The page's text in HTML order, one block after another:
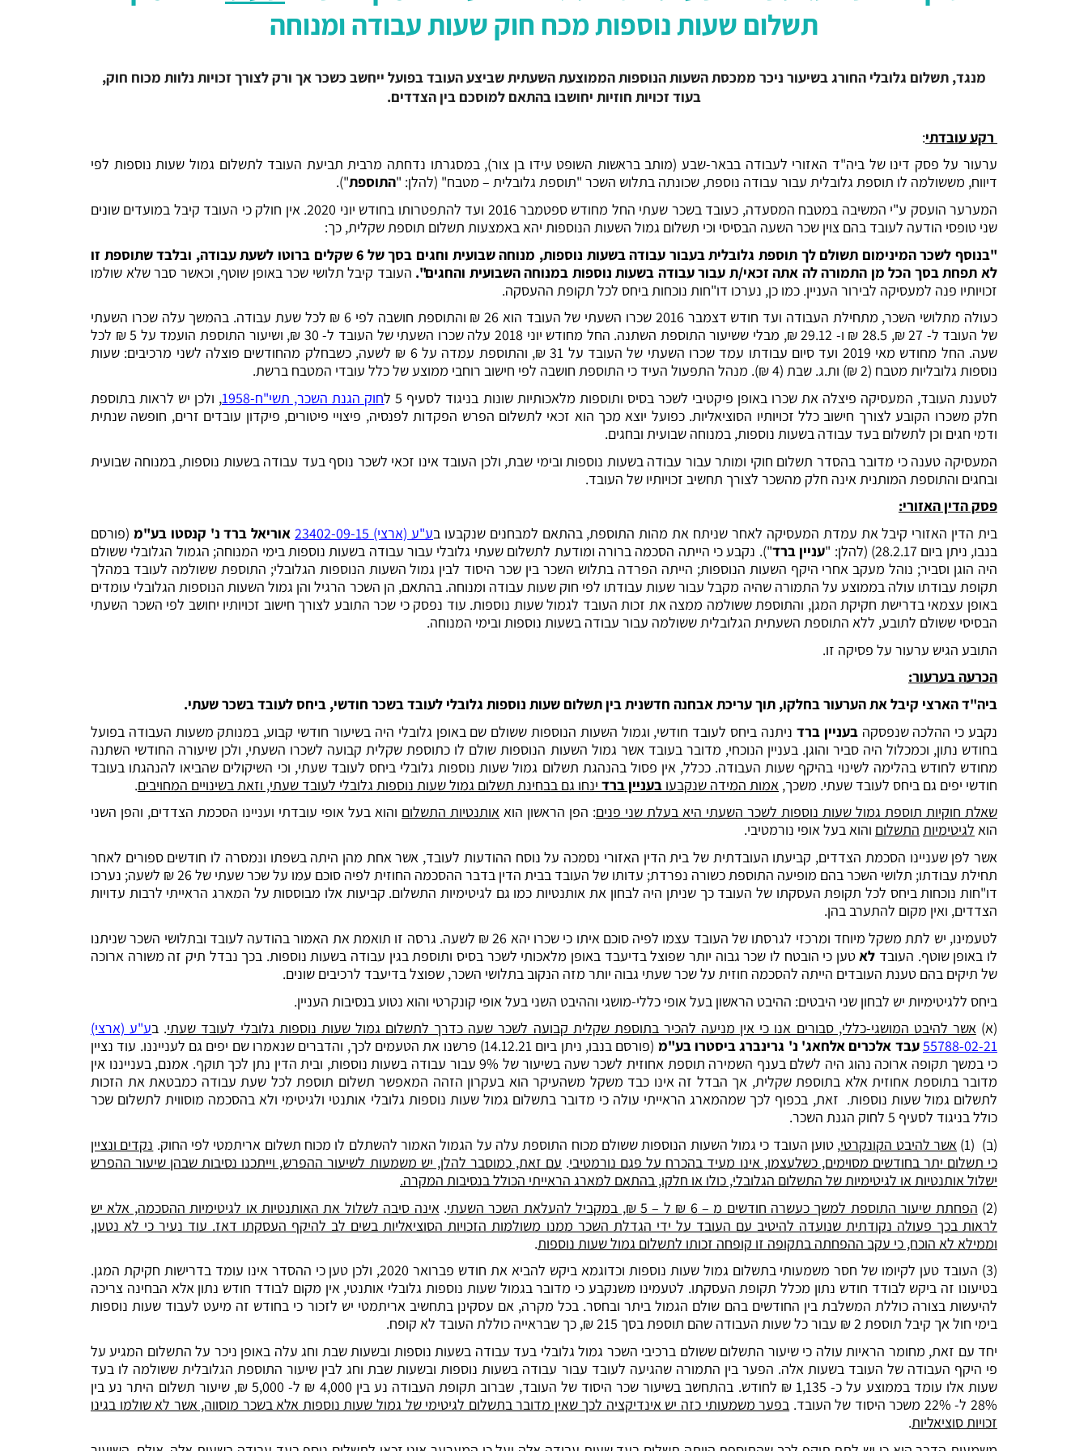
תשלום שעות נוספות מכח חוק שעות עבודה ומנוחה
מנגד, תשלום גלובלי החורג בשיעור ניכר ממכסת השעות הנוספות הממוצעת השעתית שביצע העובד בפועל ייחשב כשכר אך ורק לצורך זכויות נלוות מכוח חוק,
בעוד זכויות חוזיות יחושבו בהתאם למוסכם בין הצדדים.
רקע עובדתי:
ערעור על פסק דינו של ביה"ד האזורי לעבודה בבאר-שבע (מותב בראשות השופט עידו בן צור), במסגרתו נדחתה מרבית תביעת העובד לתשלום גמול שעות נוספות לפי
דיווח, מששולמה לו תוספת גלובלית עבור עבודה נוספת, שכונתה בתלוש השכר "תוספת גלובלית – מטבח" (להלן: "התוספת").
המערער הועסק ע"י המשיבה במטבח המסעדה, כעובד בשכר שעתי החל מחודש ספטמבר 2016 ועד להתפטרותו בחודש יוני 2020. אין חולק כי העובד קיבל במועדים שונים
שני טופסי הודעה לעובד בהם צוין שכר השעה הבסיסי וכי תשלום גמול השעות הנוספות יהא באמצעות תשלום תוספת שקלית, כך:
"בנוסף לשכר המינימום תשולם לך תוספת גלובלית בעבור עבודה בשעות נוספות, מנוחה שבועית וחגים בסך של 6 שקלים ברוטו לשעת עבודה, ובלבד שתוספת זו
לא תפחת בסך הכל מן התמורה לה אתה זכאי/ת עבור עבודה בשעות נוספות במנוחה השבועית והחגים". העובד קיבל תלושי שכר באופן שוטף, וכאשר סבר שלא שולמו
זכויותיו פנה למעסיקה לבירור העניין. כמו כן, נערכו דו"חות נוכחות ביחס לכל תקופת ההעסקה.
כעולה מתלושי השכר, מתחילת העבודה ועד חודש דצמבר 2016 שכרו השעתי של העובד הוא 26 ₪ והתוספת חושבה לפי 6 ₪ לכל שעת עבודה. בהמשך עלה שכרו השעתי
של העובד ל- 27 ₪, 28.5 ₪ ו- 29.12 ₪, מבלי ששיעור התוספת השתנה. החל מחודש יוני 2018 עלה שכרו השעתי של העובד ל- 30 ₪, ושיעור התוספת הועמד על 5 ₪ לכל
שעה. החל מחודש מאי 2019 ועד סיום עבודתו עמד שכרו השעתי של העובד על 31 ₪, והתוספת עמדה על 6 ₪ לשעה, כשבחלק מהחודשים פוצלה לשני מרכיבים: שעות
נוספות גלובליות מטבח (2 ₪) ות.ג. שבת (4 ₪). מנהל התפעול העיד כי התוספת חושבה לפי חישוב רוחבי ממוצע של כלל עובדי המטבח ברשת.
לטענת העובד, המעסיקה פיצלה את שכרו באופן פיקטיבי לשכר בסיס ותוספות מלאכותיות שונות בניגוד לסעיף 5 ל
חוק הגנת השכר, תשי"ח-1958
, ולכן יש לראות בתוספת
חלק משכרו הקובע לצורך חישוב כלל זכויותיו הסוציאליות. כפועל יוצא מכך הוא זכאי לתשלום הפרש הפקדות לפנסיה, פיצויי פיטורים, פיקדון עובדים זרים, חופשה שנתית
ודמי חגים וכן לתשלום בעד עבודה בשעות נוספות, במנוחה שבועית ובחגים.
המעסיקה טענה כי מדובר בהסדר תשלום חוקי ומותר עבור עבודה בשעות נוספות ובימי שבת, ולכן העובד אינו זכאי לשכר נוסף בעד עבודה בשעות נוספות, במנוחה שבועית
ובחגים והתוספת המותנית אינה חלק מהשכר לצורך תחשיב זכויותיו של העובד.
פסק הדין האזורי:
בית הדין האזורי קיבל את עמדת המעסיקה לאחר שניתח את מהות התוספת, בהתאם למבחנים שנקבעו בע"ע (ארצי) 23402-09-15 אוריאל ברד נ' קנסטו בע"מ (פורסם
בנבו, ניתן ביום 28.2.17) (להלן: "
עניין ברד"). נקבע כי הייתה הסכמה ברורה ומודעת לתשלום שעתי גלובלי עבור עבודה בשעות נוספות בימי המנוחה; הגמול הגלובלי ששולם
היה הוגן וסביר; נוהל מעקב אחרי היקף השעות הנוספות; הייתה הפרדה בתלוש השכר בין שכר היסוד לבין גמול השעות הנוספות הגלובלי; התוספת ששולמה לעובד במהלך
תקופת עבודתו עולה בממוצע על התמורה שהיה מקבל עבור שעות עבודתו לפי חוק שעות עבודה ומנוחה. בהתאם, הן השכר הרגיל והן גמול השעות הנוספות הגלובלי עומדים
באופן עצמאי בדרישת חקיקת המגן, והתוספת ששולמה ממצה את זכות העובד לגמול שעות נוספות. עוד נפסק כי שכר התובע לצורך חישוב זכויותיו יחושב לפי השכר השעתי
הבסיסי ששולם לתובע, ללא התוספת השעתית הגלובלית ששולמה עבור עבודה בשעות נוספות ובימי המנוחה.
התובע הגיש ערעור על פסיקה זו.
הכרעה בערעור:
ביה"ד הארצי קיבל את הערעור בחלקו, תוך עריכת אבחנה חדשנית בין תשלום שעות נוספות גלובלי לעובד בשכר חודשי, ביחס לעובד בשכר שעתי.
נקבע כי ההלכה שנפסקהבעניין ברד ניתנה ביחס לעובד חודשי, וגמול השעות הנוספות ששולם שם באופן גלובלי היה בשיעור חודשי קבוע, במנותק משעות העבודה בפועל
בחודש נתון, וכמכלול היה סביר והוגן. בעניין הנוכחי, מדובר בעובד אשר גמול השעות הנוספות שולם לו כתוספת שקלית קבועה לשכרו השעתי, ולכן שיעורה החודשי השתנה
מחודש לחודש בהלימה לשינוי בהיקף שעות העבודה. ככלל, אין פסול בהנהגת תשלום גמול שעות נוספות גלובלי ביחס לעובד שעתי, וכי השיקולים שהביאו להנהגתו בעובד
חודשי יפים גם ביחס לעובד שעתי. משכך, אמות המידה שנקבעו בעניין ברד ינחו גם בבחינת תשלום גמול שעות נוספות גלובלי לעובד שעתי, וזאת בשינויים המחויבים.
שאלת חוקיות תוספת גמול שעות נוספות לשכר השעתי היא בעלת שני פנים: הפן הראשון הוא אותנטיות התשלום והוא בעל אופי עובדתי ועניינו הסכמת הצדדים, והפן השני
הוא לגיטימיות התשלום והוא בעל אופי נורמטיבי.
אשר לפן שעניינו הסכמת הצדדים, קביעתו העובדתית של בית הדין האזורי נסמכה על נוסח ההודעות לעובד, אשר אחת מהן היתה בשפתו ונמסרה לו חודשים ספורים לאחר
תחילת עבודתו; תלושי השכר בהם מופיעה התוספת כשורה נפרדת; עדותו של העובד בבית הדין בדבר ההסכמה החוזית לפיה סוכם עמו על שכר שעתי של 26 ₪ לשעה; נערכו
דו"חות נוכחות ביחס לכל תקופת העסקתו של העובד כך שניתן היה לבחון את אותנטיות כמו גם לגיטימיות התשלום. קביעות אלו מבוססות על המארג הראייתי לרבות עדויות
הצדדים, ואין מקום להתערב בהן.
לטעמינו, יש לתת משקל מיוחד ומרכזי לגרסתו של העובד עצמו לפיה סוכם איתו כי שכרו יהא 26 ₪ לשעה. גרסה זו תואמת את האמור בהודעה לעובד ובתלושי השכר שניתנו
לו באופן שוטף. העובד לאטען כי הובטח לו שכר גבוה יותר שפוצל בדיעבד באופן מלאכותי לשכר בסיס ותוספת בגין עבודה בשעות נוספות. בכך נבדל תיק זה משורה ארוכה
של תיקים בהם טענת העובדים הייתה להסכמה חוזית על שכר שעתי גבוה יותר מזה הנקוב בתלושי השכר, שפוצל בדיעבד לרכיבים שונים.
ביחס ללגיטימיות יש לבחון שני היבטים: ההיבט הראשון בעל אופי כללי-מושגי וההיבט השני בעל אופי קונקרטי והוא נטוע בנסיבות העניין.
(א)אשר להיבט המושגי-כללי, סבורים אנו כי אין מניעה להכיר בתוספת שקלית קבועה לשכר שעה כדרך לתשלום גמול שעות נוספות גלובלי לעובד שעתי. בע"ע (ארצי)
55788-02-21
‏ ‏עבד אלכרים אלחאג' נ' גרינברג ביסטרו בע"מ
(פורסם בנבו, ניתן ביום 14.12.21) פרשנו את הטעמים לכך, והדברים שנאמרו שם יפים גם לענייננו. עוד נציין
כי במשך תקופה ארוכה נהוג היה לשלם בענף השמירה תוספת אחוזית לשכר שעה בשיעור של 9% עבור עבודה בשעות נוספות, ובית הדין נתן לכך תוקף. אמנם, בענייננו אין
מדובר בתוספת אחוזית אלא בתוספת שקלית, אך הבדל זה אינו כבד משקל משהעיקר הוא בעקרון הזהה המאפשר תשלום תוספת לכל שעת עבודה כמבטאת את הזכות
לתשלום גמול שעות נוספות. זאת, בכפוף לכך שמהמארג הראייתי עולה כי מדובר בתשלום גמול שעות נוספות גלובלי אותנטי ולגיטימי ולא בהסכמה מוסווית לתשלום שכר
כולל בניגוד לסעיף 5 לחוק הגנת השכר.
(ב) (1)
אשר להיבט הקונקרטי, טוען העובד כי גמול השעות הנוספות ששולם מכוח התוספת עלה על הגמול האמור להשתלם לו מכוח תשלום אריתמטי לפי החוק. נקדים ונציין
כי תשלום יתר בחודשים מסוימים, כשלעצמו, אינו מעיד בהכרח על פגם נורמטיבי. עם זאת, כמוסבר להלן, יש משמעות לשיעור ההפרש, וייתכנו נסיבות שבהן שיעור ההפרש
ישלול אותנטיות או לגיטימיות של התשלום הגלובלי, כולו או חלקו, בהתאם למארג הראייתי הכולל בנסיבות המקרה.
(2)
הפחתת שיעור התוספת למשך כעשרה חודשים מ – 6 ₪ ל – 5 ₪, במקביל להעלאת השכר השעתי .אינה סיבה לשלול את האותנטיות או לגיטימיות ההסכמה, אלא יש
לראות בכך פעולה נקודתית שנועדה להיטיב עם העובד על ידי הגדלת השכר ממנו משולמות הזכויות הסוציאליות בשים לב להיקף העסקתו דאז. עוד נעיר כי לא נטען,
וממילא לא הוכח, כי עקב ההפחתה בתקופה זו קופחה זכותו לתשלום גמול שעות נוספות.
(3) העובד טען לקיומו של חסר משמעותי בתשלום גמול שעות נוספות וכדוגמא ביקש להביא את חודש פברואר 2020, ולכן טען כי ההסדר אינו עומד בדרישות חקיקת המגן.
בטיעונו זה ביקש לבודד חודש נתון מכלל תקופת העסקתו. לטעמינו משנקבע כי מדובר בגמול שעות נוספות גלובלי אותנטי, אין מקום לבודד חודש נתון אלא הבחינה צריכה
להיעשות בצורה כוללת המשלבת בין החודשים בהם שולם הגמול ביתר ובחסר. בכל מקרה, אם עסקינן בתחשיב אריתמטי יש לזכור כי בחודש זה מיעט לעבוד שעות נוספות
בימי חול אך קיבל תוספת 2 ₪ עבור כל שעות העבודה שהם תוספת בסך 215 ₪, כך שבראייה כוללת העובד לא קופח.
יחד עם זאת, מחומר הראיות עולה כי שיעור התשלום ששולם ברכיבי השכר גמול גלובלי בעד עבודה בשעות נוספות ובשעות שבת וחג עלה באופן ניכר על התשלום המגיע על
פי היקף העבודה של העובד בשעות אלה. הפער בין התמורה שהגיעה לעובד עבור עבודה בשעות נוספות ובשעות שבת וחג לבין שיעור התוספת הגלובלית ששולמה לו בעד
שעות אלו עומד בממוצע על כ- 1,135 ₪ לחודש. בהתחשב בשיעור שכר היסוד של העובד, שברוב תקופת העבודה נע בין 4,000 ₪ ל- 5,000 ₪, שיעור תשלום היתר נע בין
28% ל- 22% משכר היסוד של העובד.
בפער משמעותי כזה יש אינדיקציה לכך שאין מדובר בתשלום לגיטימי של גמול שעות נוספות אלא בשכר מוסווה, אשר לא שולמו בגינו
זכויות סוציאליות.